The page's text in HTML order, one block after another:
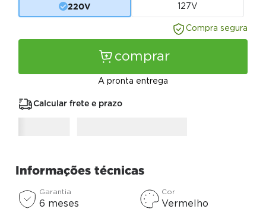
220V 127V
Compra segura
comprar
A pronta entrega
Calcular frete e prazo
Informações técnicas
Garantia
6 meses
Cor
Vermelho